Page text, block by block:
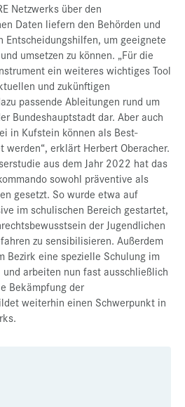
Netzwerks über den
Daten liefern den Behörden und
Entscheidungshilfen, um geeignete
umsetzen zu können. „Für die
ein weiteres wichtiges Tool
und zukünftigen
passende Ableitungen rund um
Bundeshauptstadt dar. Aber auch
in Kufstein können als Best-
werden“, erklärt Herbert Oberacher.
aus dem Jahr 2022 hat das
sowohl präventive als
gesetzt. So wurde etwa auf
im schulischen Bereich gestartet,
der Jugendlichen
zu sensibilisieren. Außerdem
Bezirk eine spezielle Schulung im
arbeiten nun fast ausschließlich
Bekämpfung der
weiterhin einen Schwerpunkt in